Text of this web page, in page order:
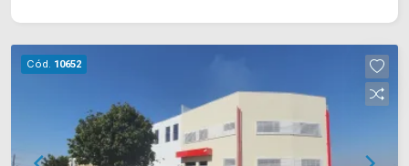
IMÓVEIS - Presente em cada mudança!
Cód. 10652